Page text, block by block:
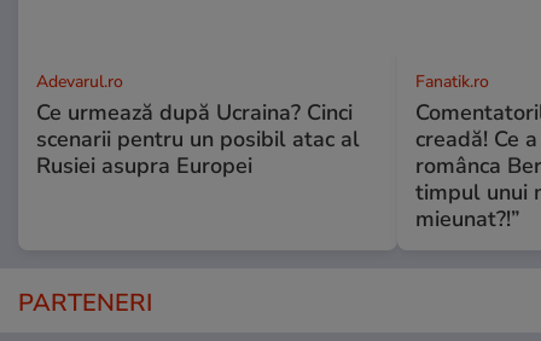
Adevarul.ro
Ce urmează după Ucraina? Cinci
scenarii pentru un posibil atac al
Rusiei asupra Europei
Fanatik.ro
creadă! Ce
românca
timpul unui
mieunat?!”
PARTENERI